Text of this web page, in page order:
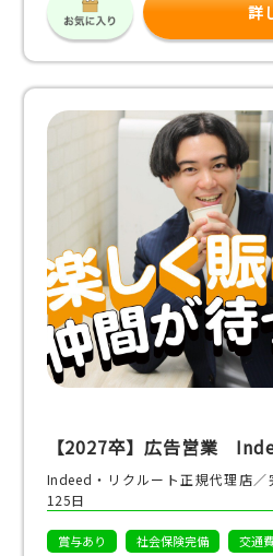
詳
【2027卒】広告営業
Indeed・リクルート正規代理店
125日
賞与あり 社会保険完備 交通